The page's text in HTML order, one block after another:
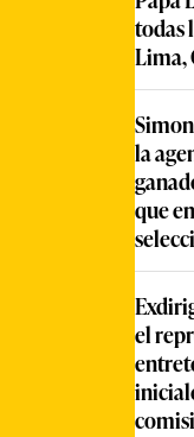
todas
Lima,
la
que
el